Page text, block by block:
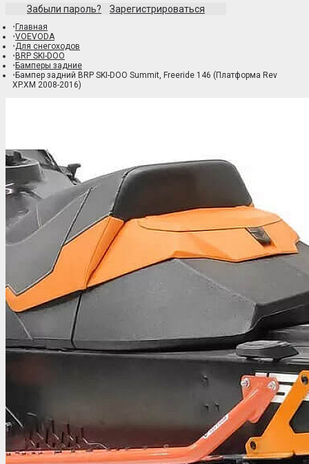
Забыли пароль? Зарегистрироваться
Главная
VOEVODA
Для снегоходов
BRP SKI-DOO
Бамперы задние
Бампер задний BRP SKI-DOO Summit, Freeride 146 (Платформа Rev
XP.XM 2008-2016)